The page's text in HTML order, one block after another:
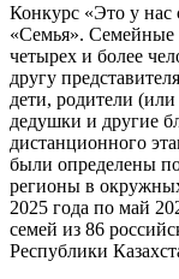
Конкурс «Это у нас
«Семья». Семейные
четырех и более
другу
дети, родители
дедушки и другие
дистанционного
были определены
регионы в
2025 года по май
семей из 86
Республики